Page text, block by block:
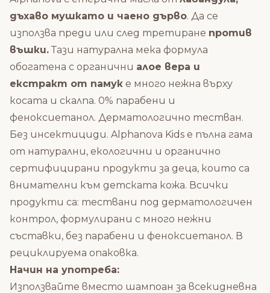
дъхаво мушкато и чаено дърво. Да се
използва преди или след третиране против
въшки. Тази натурална мека формула
обогатена с органични алое вера и
екстракт от памук е много нежна върху
косата и скалпа. 0% парабени и
феноксиетанол. Дерматологично тестван.
Без инсектициди. Alphanova Kids е пълна гама
от натурални, екологични и органично
сертифицирани продукти за деца, които са
внимателни към детската кожа. Всички
продукти са: тествани под дерматологичен
контрол, формулирани с много нежни
съставки, без парабени и феноксиетанол. В
рециклируема опаковка.
Начин на употреба:
Използвайте вместо шампоан за всекидневна